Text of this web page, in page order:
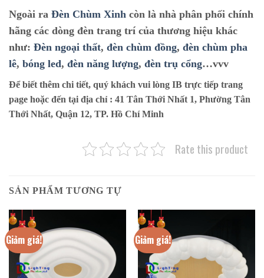
Ngoài ra Đèn Chùm Xinh còn là nhà phân phối chính
hãng các dòng đèn trang trí của thương hiệu khác
như: Đèn ngoại thất, đèn chùm đồng, đèn chùm pha
lê, bóng led, đèn năng lượng, đèn trụ cổng…vvv
Để biết thêm chi tiết, quý khách vui lòng IB trực tiếp trang
page hoặc đến tại địa chỉ : 41 Tân Thới Nhất 1, Phường Tân
Thới Nhất, Quận 12, TP. Hồ Chí Minh
Rate this product
SẢN PHẨM TƯƠNG TỰ
Giảm giá! Giảm giá!